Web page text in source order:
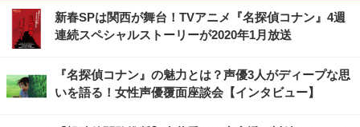
新春SPは関西が舞台！TVアニメ『名探偵コナン』4週
連続スペシャルストーリーが2020年1月放送
『名探偵コナン』の魅力とは？声優3人がディープな思
いを語る！女性声優覆面座談会【インタビュー】